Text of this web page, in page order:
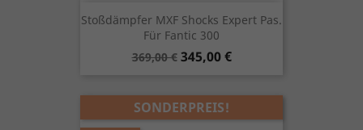
Stoßdämpfer MXF Shocks Expert Pas.
Für Fantic 300
Verkaufspreis
369,00 € Preis
345,00 €
SONDERPREIS!